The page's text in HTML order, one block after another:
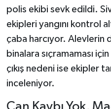
polis ekibi sevk edildi.
ekipleri yangını kontrol
çaba harcıyor. Alevlerin
binalara sıçramaması için
çıkış nedeni ise ekipler
inceleniyor.